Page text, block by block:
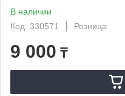
В наличии
Код: 330571
Розница
9 000 ₸